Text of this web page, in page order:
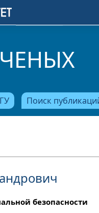
Поиск
безопасности